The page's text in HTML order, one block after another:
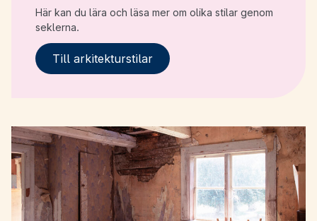
Här kan du lära och läsa mer om olika stilar genom
seklerna.
Till arkitekturstilar